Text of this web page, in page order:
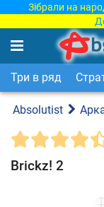
Зібрали на
Три в ряд
Absolutist
Brickz! 2